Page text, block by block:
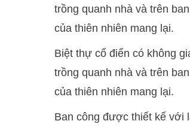
trồng quanh nhà và trên
của thiên nhiên mang lại.
Biệt thự cổ điển có không
trồng quanh nhà và trên
của thiên nhiên mang lại.
Ban công được thiết kế với